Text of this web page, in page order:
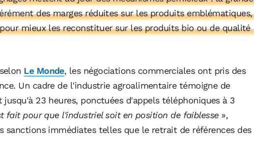
des marges réduites sur les produits emblématiques,
mieux les reconstituer sur les produits bio ou de qualité
Le Monde, les négociations commerciales ont pris des
Un cadre de l'industrie agroalimentaire témoigne de
23 heures, ponctuées d'appels téléphoniques à 3
fait pour que l'industriel soit en position de faiblesse»,
sanctions immédiates telles que le retrait de références des